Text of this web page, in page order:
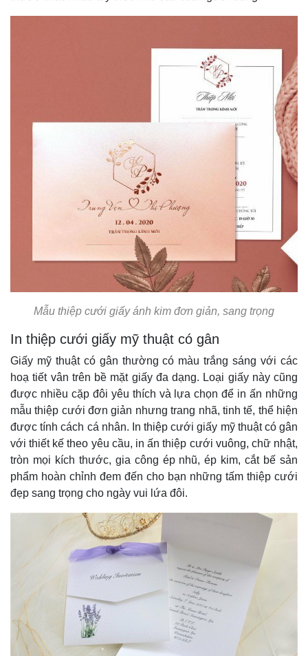
Mẫu thiệp cưới giấy ánh kim đơn giản, sang trọng
In thiệp cưới giấy mỹ thuật có gân
Giấy mỹ thuật có gân thường có màu trắng sáng với các
hoạ tiết vân trên bề mặt giấy đa dạng. Loại giấy này cũng
được nhiều cặp đôi yêu thích và lựa chọn để in ấn những
mẫu thiệp cưới đơn giản nhưng trang nhã, tinh tế, thể hiện
được tính cách cá nhân. In thiệp cưới giấy mỹ thuật có gân
với thiết kế theo yêu cầu, in ấn thiệp cưới vuông, chữ nhật,
tròn mọi kích thước, gia công ép nhũ, ép kim, cắt bế sản
phẩm hoàn chỉnh đem đến cho bạn những tấm thiệp cưới
đẹp sang trọng cho ngày vui lứa đôi.